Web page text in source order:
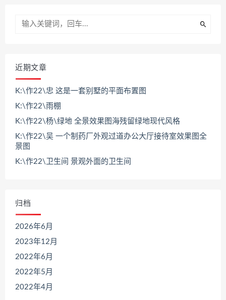
近期文章
K:\作22\忠 这是一套别墅的平面布置图
K:\作22\雨棚
K:\作22\杨\绿地 全景效果图海残留绿地现代风格
K:\作22\吴 一个制药厂外观过道办公大厅接待室效果图全
景图
K:\作22\卫生间 景观外面的卫生间
归档
2026年6月
2023年12月
2022年6月
2022年5月
2022年4月